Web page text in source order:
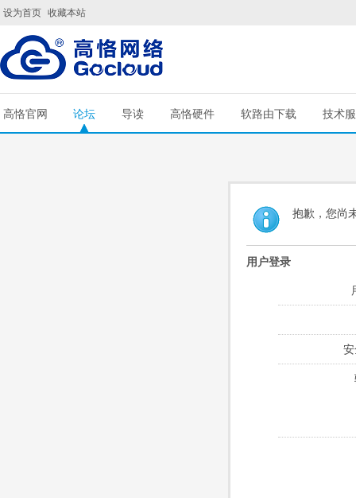
设为首页 收藏本站
高恪官网 论坛 导读 高恪硬件 软路由下载 技术
抱歉，您尚
用户登录